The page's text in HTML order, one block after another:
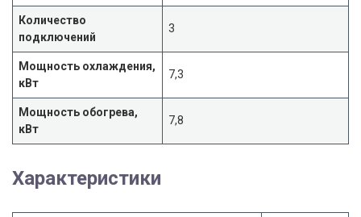
Количество
подключений
3
Мощность охлаждения,
кВт
7,3
Мощность обогрева,
кВт
7,8
Характеристики